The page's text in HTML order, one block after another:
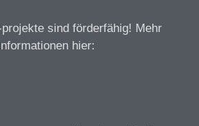
sind förderfähig! Mehr
hier: